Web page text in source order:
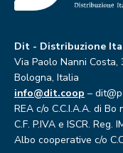
Dit - Distribuzione
Via Paolo Nanni Costa,
Bologna, Italia
info@dit.coop –
REA c/o C.C.I.A.A. di Bo
C.F. P.IVA e ISCR. Reg.
Albo cooperative c/o